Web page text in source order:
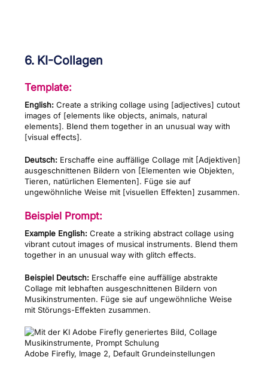
6. KI-Collagen
Template:
English:Create a striking collage using [adjectives] cutout
images of [elements like objects, animals, natural
elements]. Blend them together in an unusual way with
[visual effects].
Deutsch: Erschaffe eine auffällige Collage mit [Adjektiven]
ausgeschnittenen Bildern von [Elementen wie Objekten,
Tieren, natürlichen Elementen]. Füge sie auf
ungewöhnliche Weise mit [visuellen Effekten] zusammen.
Beispiel Prompt:
Example English:Create a striking abstract collage using
vibrant cutout images of musical instruments. Blend them
together in an unusual way with glitch effects.
Beispiel Deutsch: Erschaffe eine auffällige abstrakte
Collage mit lebhaften ausgeschnittenen Bildern von
Musikinstrumenten. Füge sie auf ungewöhnliche Weise
mit Störungs-Effekten zusammen.
Adobe Firefly, Image 2, Default Grundeinstellungen